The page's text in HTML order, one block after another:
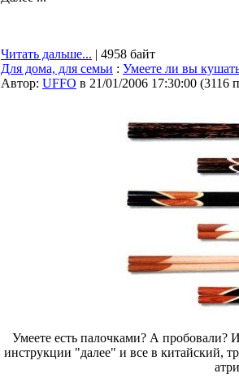
Читать дальше... | 4958 байт
Для дома, для семьи : Умеете ли вы
Автор: UFFO в 21/01/2006 17:30:00 (3116
Умеете есть палочками? А пробовали?
инструкции "далее" и все в китайский,